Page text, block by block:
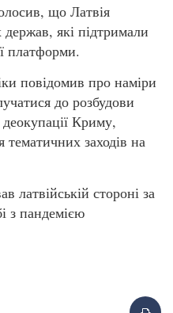
що Латвія
які підтримали
платформи.
повідомив про наміри
до розбудови
Криму,
заходів на
латвійській стороні за
з пандемією